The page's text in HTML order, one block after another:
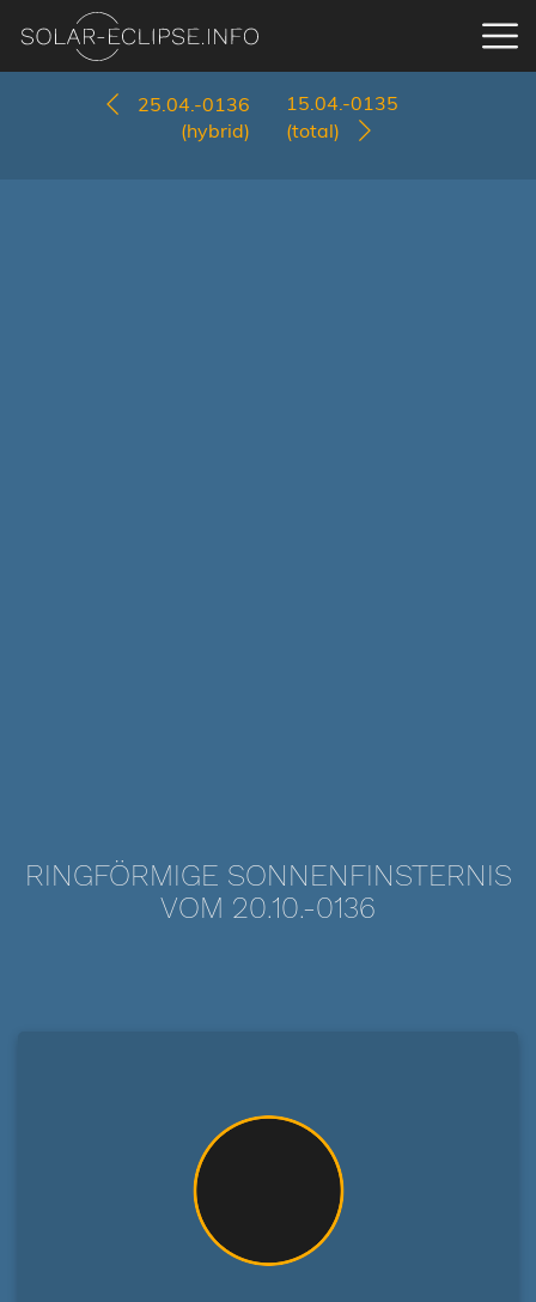
25.04.-0136
(hybrid)
15.04.-0135
(total)
RINGFÖRMIGE SONNENFINSTERNIS
VOM 20.10.-0136